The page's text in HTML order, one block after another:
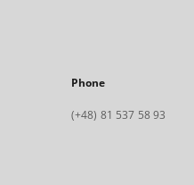
Phone
(+48) 81 537 58 93